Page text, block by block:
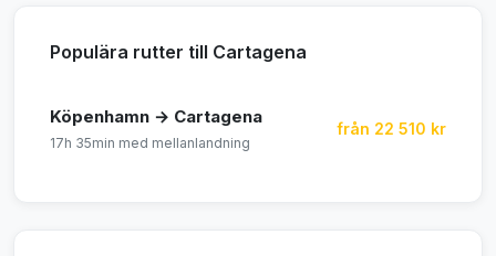
Populära rutter till Cartagena
Köpenhamn → Cartagena
17h 35min med mellanlandning
från 22 510 kr